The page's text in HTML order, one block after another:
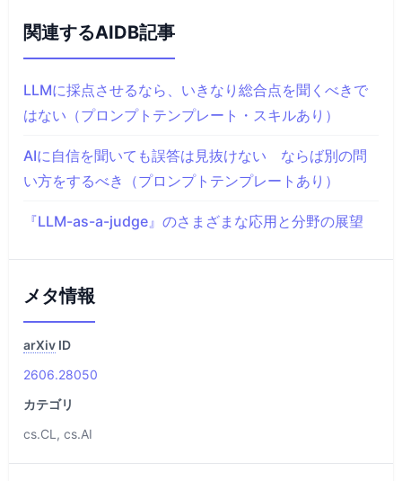
関連するAIDB記事
LLMに採点させるなら、いきなり総合点を聞くべきで
はない（プロンプトテンプレート・スキルあり）
AIに自信を聞いても誤答は見抜けない ならば別の問
い方をするべき（プロンプトテンプレートあり）
『LLM-as-a-judge』のさまざまな応用と分野の展望
メタ情報
arXiv ID
2606.28050
カテゴリ
cs.CL, cs.AI